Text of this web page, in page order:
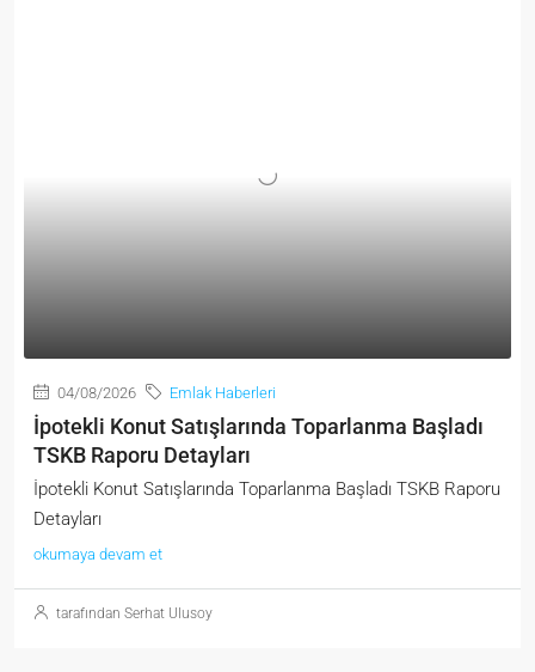
04/08/2026 Emlak Haberleri
İpotekli Konut Satışlarında Toparlanma Başladı
TSKB Raporu Detayları
İpotekli Konut Satışlarında Toparlanma Başladı TSKB Raporu
Detayları
okumaya devam et
tarafından Serhat Ulusoy